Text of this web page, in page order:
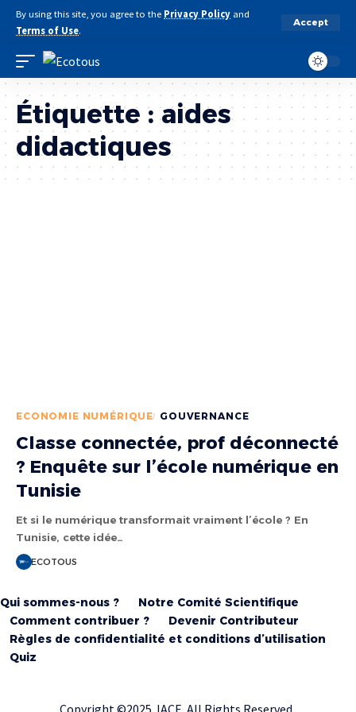
By using this site, you agree to the Privacy Policy and
Terms of Use.
Accept
Étiquette :aides
didactiques
ECONOMIE NUMÉRIQUE GOUVERNANCE
Classe connectée, prof déconnecté
? Enquête sur l’école numérique en
Tunisie
Et si le numérique transformait vraiment l’école ? En
Tunisie, cette idée…
ECOTOUS
Qui sommes-nous ?
Notre Comité Scientifique
Comment contribuer ?
Devenir Contributeur
Règles de confidentialité et conditions d’utilisation
Quiz
Copyright ©2025 IACE All Rights Reserved.